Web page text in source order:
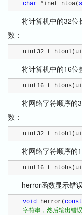
char *inet_ntoa(
将计算机中的32位
数：
uint32_t
将计算机中的16位
uint16_t
将网络字符顺序的
数：
uint32_t
将网络字符顺序的16
uint16_t
herror函数显示错误
void herror(const
字符串，然后输出错